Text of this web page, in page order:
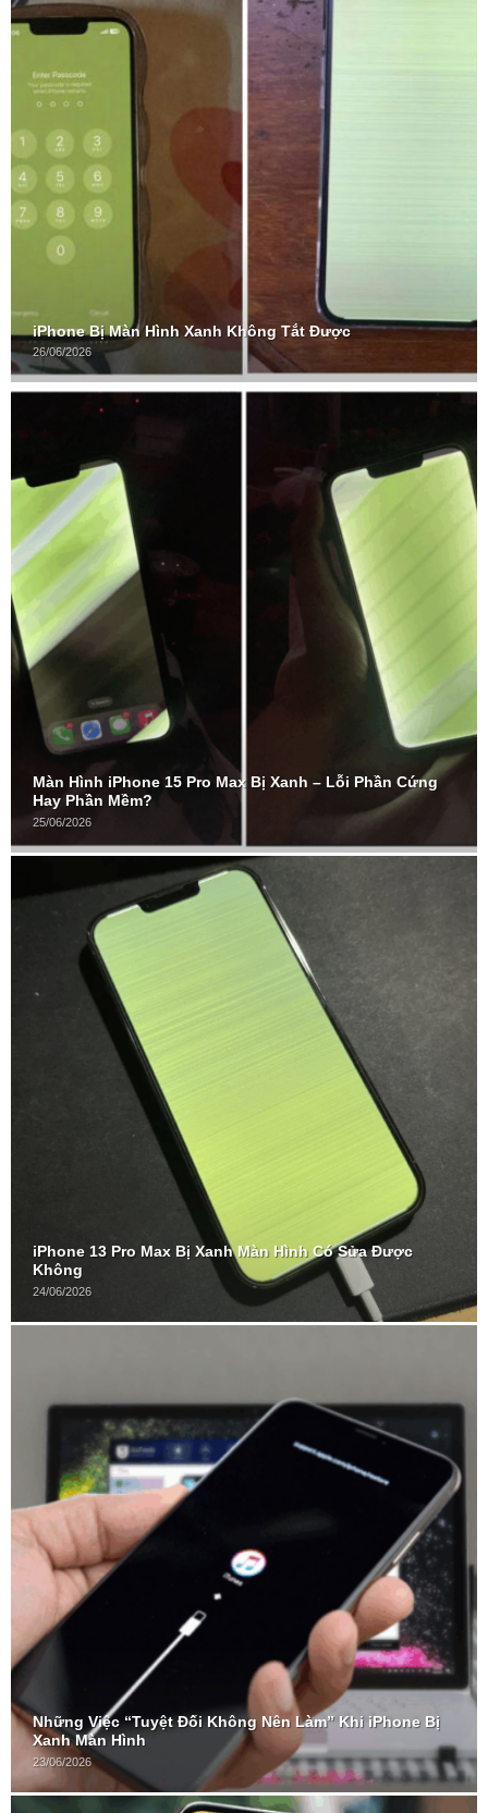
iPhone Bị Màn Hình Xanh Không Tắt Được
26/06/2026
Màn Hình iPhone 15 Pro Max Bị Xanh – Lỗi Phần Cứng
Hay Phần Mềm?
25/06/2026
iPhone 13 Pro Max Bị Xanh Màn Hình Có Sửa Được
Không
24/06/2026
Những Việc “Tuyệt Đối Không Nên Làm” Khi iPhone Bị
Xanh Màn Hình
23/06/2026